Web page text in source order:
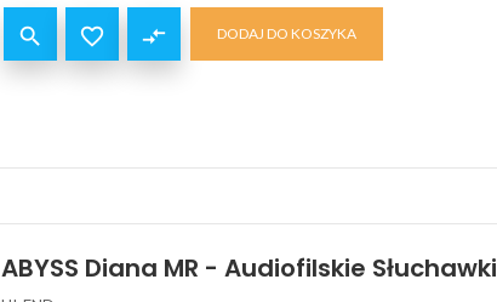
  compare_arrows DODAJ DO KOSZYKA
ABYSS Diana MR - Audiofilskie